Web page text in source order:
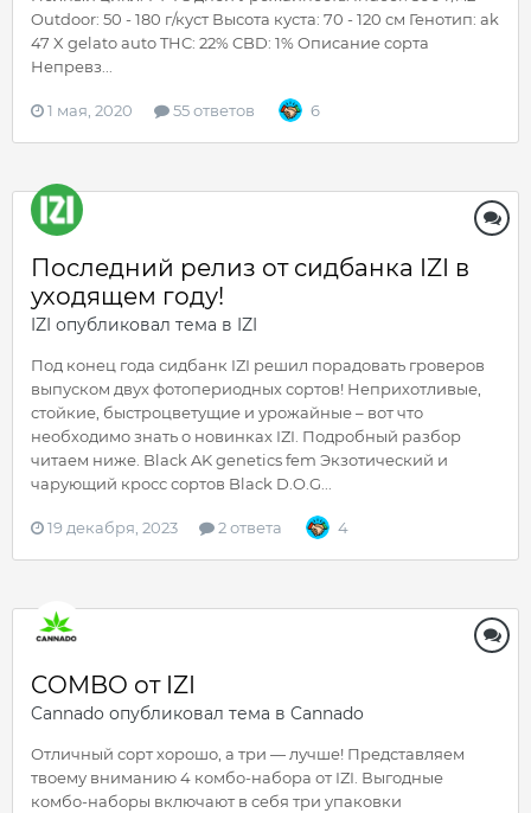
Outdoor: 50 - 180 г/куст Высота куста: 70 - 120 см Генотип: ak
47 X gelato auto THC: 22% CBD: 1% Oпиcaниe copтa
Непревз...
1 мая, 2020 55 ответов 6
Последний релиз от сидбанка IZI в
уходящем году!
IZI опубликовал тема в IZI
Под конец года сидбанк IZI решил порадовать гроверов
выпуском двух фотопериодных сортов! Неприхотливые,
стойкие, быстроцветущие и урожайные – вот что
необходимо знать о новинках IZI. Подробный разбор
читаем ниже. Black AK genetics fem Экзотический и
чарующий кросс сортов Black D.O.G...
19 декабря, 2023 2 ответа 4
COMBO от IZI
Cannado опубликовал тема в Cannado
Отличный сорт хорошо, а три — лучше! Представляем
твоему вниманию 4 комбо-набора от IZI. Выгодные
комбо-наборы включают в себя три упаковки